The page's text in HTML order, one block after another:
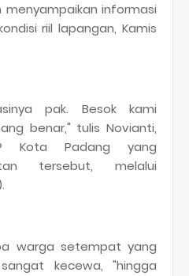
menyampaikan informasi
riil lapangan, Kamis
pak. Besok kami
benar," tulis Novianti,
Kota Padang yang
tersebut, melalui
warga setempat yang
kecewa, "hingga